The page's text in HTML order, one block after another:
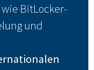
BitLocker-
und